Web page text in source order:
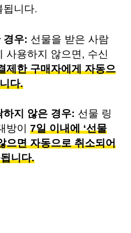
됩니다.
경우: 선물을 받은 사람
사용하지 않으면, 수신
제한 구매자에게 자동으
다.
지 않은 경우: 선물 링
방이 7일 이내에 ‘선물
으면 자동으로 취소되어
니다.